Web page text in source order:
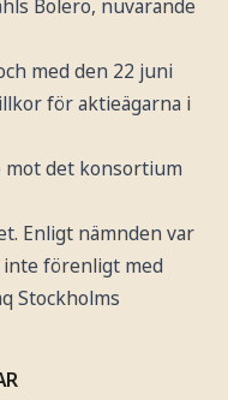
Bolero, nuvarande
med den 22 juni
för aktieägarna i
mot det konsortium
Enligt nämnden var
förenligt med
Stockholms